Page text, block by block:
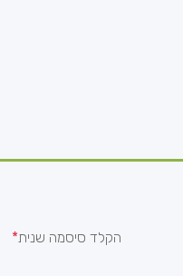
הקלד סיסמה שנית